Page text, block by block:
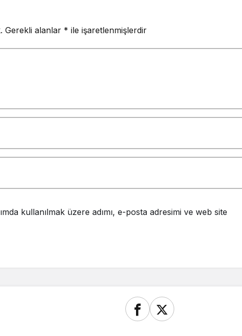
Gerekli alanlar * ile işaretlenmişlerdir
kullanılmak üzere adımı, e-posta adresimi ve web site